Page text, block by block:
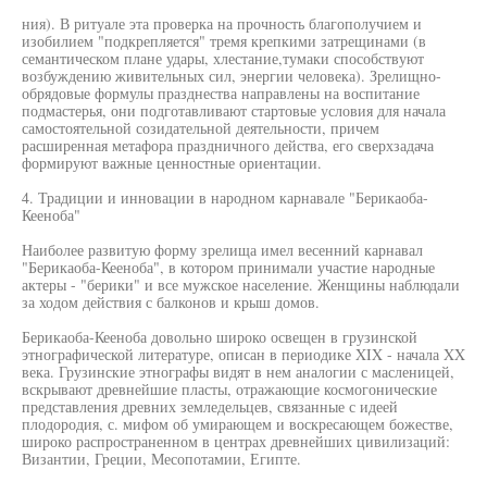
ния). В ритуале эта проверка на прочность благополучием и
изобилием "подкрепляется" тремя крепкими затрещинами (в
семантическом плане удары, хлестание,тумаки способствуют
возбуждению живительных сил, энергии человека). Зрелищно-
обрядовые формулы празднества направлены на воспитание
подмастерья, они подготавливают стартовые условия для начала
самостоятельной созидательной деятельности, причем
расширенная метафора праздничного действа, его сверхзадача
формируют важные ценностные ориентации.
4. Традиции и инновации в народном карнавале "Берикаоба-
Кееноба"
Наиболее развитую форму зрелища имел весенний карнавал
"Берикаоба-Кееноба", в котором принимали участие народные
актеры - "берики" и все мужское население. Женщины наблюдали
за ходом действия с балконов и крыш домов.
Берикаоба-Кееноба довольно широко освещен в грузинской
этнографической литературе, описан в периодике XIX - начала XX
века. Грузинские этнографы видят в нем аналогии с масленицей,
вскрывают древнейшие пласты, отражающие космогонические
представления древних земледельцев, связанные с идеей
плодородия, с. мифом об умирающем и воскресающем божестве,
широко распространенном в центрах древнейших цивилизаций:
Византии, Греции, Месопотамии, Египте.